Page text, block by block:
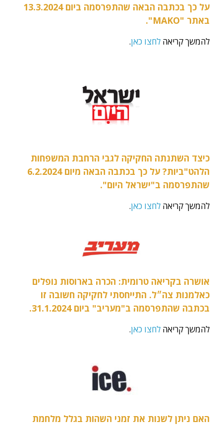
על כך בכתבה הבאה שהתפרסמה ביום 13.3.2024
באתר "MAKO".
להמשך קריאה לחצו כאן.
כיצד השתנתה החקיקה לגבי הרחבת המשפחות
הלהט"ביות? על כך בכתבה הבאה מיום 6.2.2024
שהתפרסמה ב"ישראל היום".
להמשך קריאה לחצו כאן.
אושרה בקריאה טרומית: הכרה בארוסות נופלים
כאלמנות צה״ל. התייחסתי לחקיקה חשובה זו
בכתבה שהתפרסמה ב"מעריב" ביום 31.1.2024.
להמשך קריאה לחצו כאן.
האם ניתן לשנות את זמני השהות בגלל מלחמת